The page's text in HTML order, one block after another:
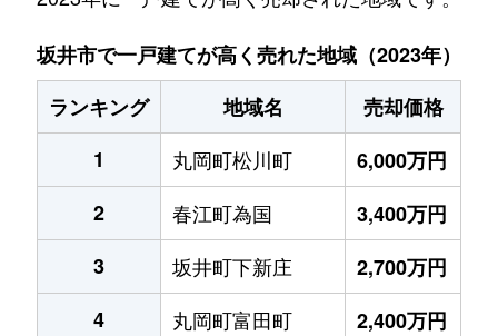
坂井市で一戸建てが高く売れた地域（2023年）
ランキング
地域名
売却価格
1
丸岡町松川町
6,000万円
2
春江町為国
3,400万円
3
坂井町下新庄
2,700万円
4
丸岡町富田町
2,400万円